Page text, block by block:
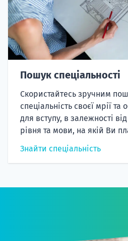
Пошук спеціальності
Скористайтесь зручним
спеціальність своєї мрії та
для вступу, в залежності
рівня та мови, на якій Ви
Знайти спеціальність